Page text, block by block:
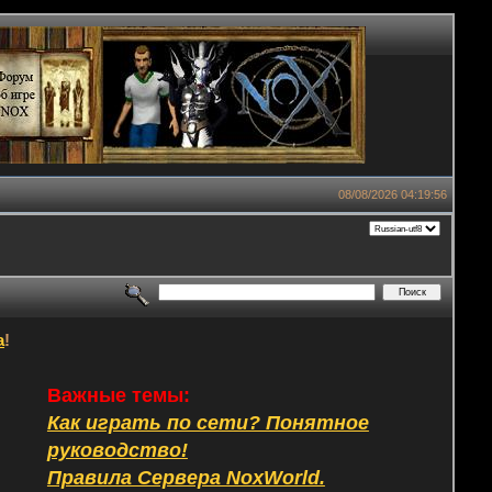
08/08/2026 04:19:56
!
Важные темы:
Как играть по сети? Понятное
руководство!
Правила Сервера NoxWorld.